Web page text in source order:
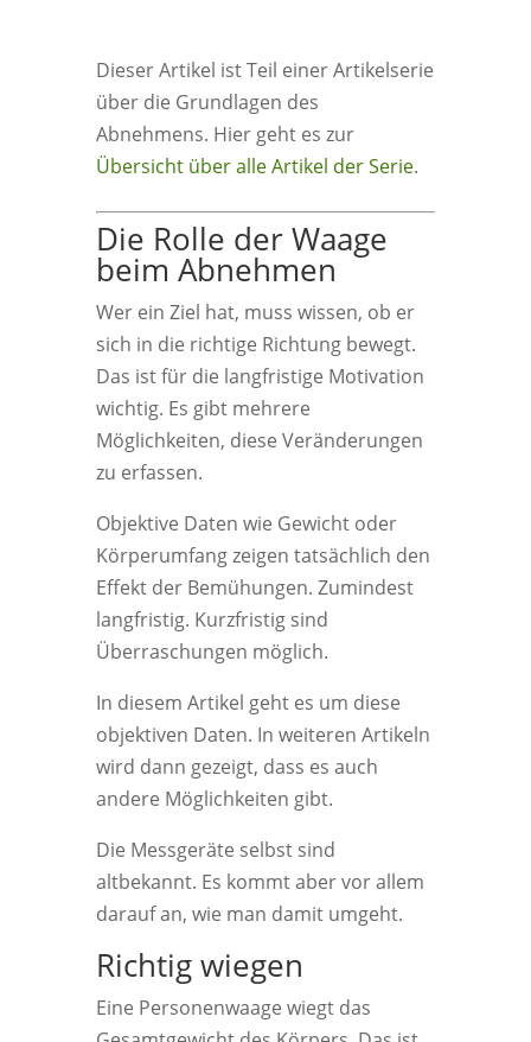
Dieser Artikel ist Teil einer Artikelserie
über die Grundlagen des
Abnehmens. Hier geht es zur
Übersicht über alle Artikel der Serie.
Die Rolle der Waage
beim Abnehmen
Wer ein Ziel hat, muss wissen, ob er
sich in die richtige Richtung bewegt.
Das ist für die langfristige Motivation
wichtig. Es gibt mehrere
Möglichkeiten, diese Veränderungen
zu erfassen.
Objektive Daten wie Gewicht oder
Körperumfang zeigen tatsächlich den
Effekt der Bemühungen. Zumindest
langfristig. Kurzfristig sind
Überraschungen möglich.
In diesem Artikel geht es um diese
objektiven Daten. In weiteren Artikeln
wird dann gezeigt, dass es auch
andere Möglichkeiten gibt.
Die Messgeräte selbst sind
altbekannt. Es kommt aber vor allem
darauf an, wie man damit umgeht.
Richtig wiegen
Eine Personenwaage wiegt das